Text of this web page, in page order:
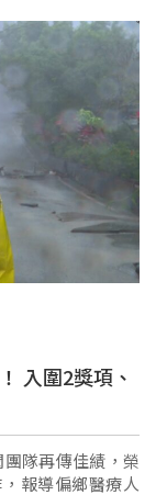
入圍2獎項、
隊再傳佳績，榮
報導偏鄉醫療人